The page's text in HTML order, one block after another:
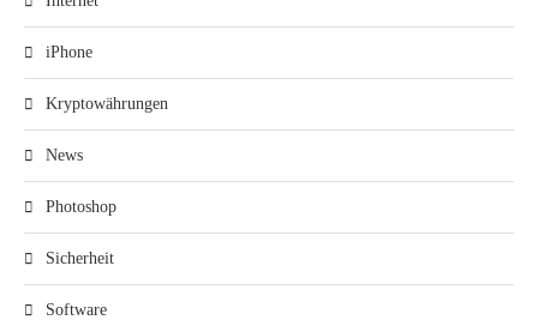
iPhone
Kryptowährungen
News
Photoshop
Sicherheit
Software